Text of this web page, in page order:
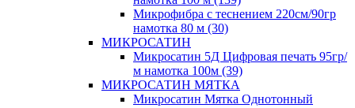
Микрофибра с теснением 220см/90гр
намотка 80 м (30)
МИКРОСАТИН
Микросатин 5Д Цифровая печать 95гр/
м намотка 100м (39)
МИКРОСАТИН МЯТКА
Микросатин Мятка Однотонный